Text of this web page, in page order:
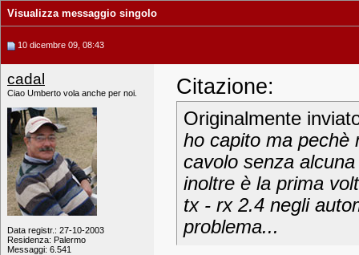
Visualizza messaggio singolo
10 dicembre 09, 08:43
cadal
Ciao Umberto vola anche per noi.
Data registr.: 27-10-2003
Residenza: Palermo
Messaggi: 6.541
Citazione:
Originalmente
ho capito ma pechè
cavolo senza
inoltre è la prima
tx - rx 2.4 negli
problema...